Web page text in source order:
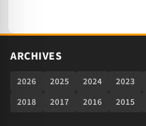
ARCHIVES
2026 2025 2024 2023
2018
2017 2016 2015